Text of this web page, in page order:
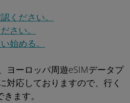
ください。
さい。
始める。
ヨーロッパ周遊eSIMデータプ
対応しておりますので、行く
ます。